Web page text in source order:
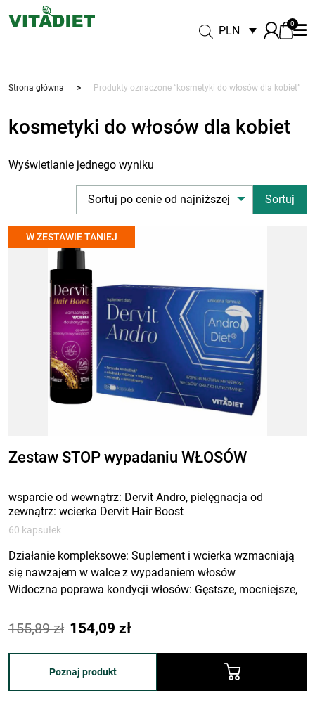
PLN
0
Strona główna > Produkty oznaczone “kosmetyki do włosów dla kobiet”
kosmetyki do włosów dla kobiet
Wyświetlanie jednego wyniku
Sortuj po cenie od najniższej
W ZESTAWIE TANIEJ
Zestaw STOP wypadaniu WŁOSÓW
wsparcie od wewnątrz: Dervit Andro, pielęgnacja od
zewnątrz: wcierka Dervit Hair Boost
60 kapsułek
Działanie kompleksowe: Suplement i wcierka wzmacniają
się nawzajem w walce z wypadaniem włosów
Widoczna poprawa kondycji włosów: Gęstsze, mocniejsze,
155,89zł Podstawowa
cena:
155,89 zł.
154,09 złAktualna
cena:
154,09 zł.
Poznaj produkt